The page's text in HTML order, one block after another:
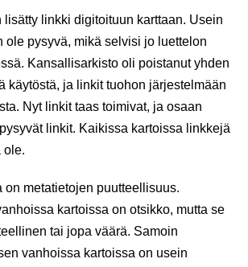
lisätty linkki digitoituun karttaan. Usein
ole pysyvä, mikä selvisi jo luettelon
Kansallisarkisto oli poistanut yhden
käytöstä, ja linkit tuohon järjestelmään
Nyt linkit taas toimivat, ja osaan
linkit. Kaikissa kartoissa linkkejä
ole.
on metatietojen puutteellisuus.
kartoissa on otsikko, mutta se
tai jopa väärä. Samoin
vanhoissa kartoissa on usein